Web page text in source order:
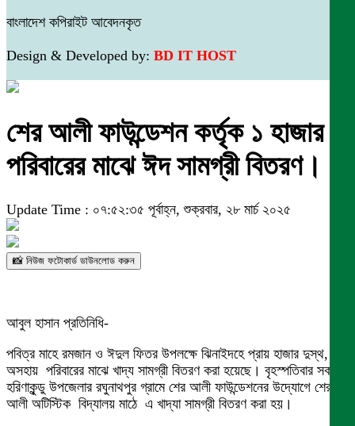
বাংলাদেশ কপিরাইট আবেদনকৃত
Design & Developed by: BD IT HOST
শের আলী ফাউন্ডেশন কর্তৃক ১ হাজার
পরিবারের মাঝে ঈদ সামগ্রী বিতরণ।
Update Time : ০৭:৫২:৩৫ পূর্বাহ্ন, শুক্রবার, ২৮ মার্চ ২০২৫
📸 নিউজ ফটোকার্ড ডাউনলোড করুন
আবুল হাসান প্রতিনিধি-
পবিত্র মাহে রমজান ও ঈদুল ফিতর উপলক্ষে ঝিনাইদহে প্রায় হাজার দুস্থ,
অসহায় পরিবারের মাঝে খাদ্য সামগ্রী বিতরণ করা হয়েছে। বৃহস্পতিবার সকালে
হরিণাকুন্ডু উপজেলার রঘুনাথপুর গ্রামে শের আলী ফাউন্ডেশনের উদ্যোগে শের
আলী অটিস্টিক বিদ্যালয় মাঠে এ খাদ্যা সামগ্রী বিতরণ করা হয়।